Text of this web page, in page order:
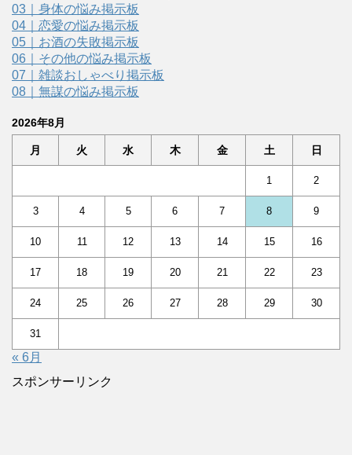
03｜身体の悩み掲示板
04｜恋愛の悩み掲示板
05｜お酒の失敗掲示板
06｜その他の悩み掲示板
07｜雑談おしゃべり掲示板
08｜無謀の悩み掲示板
2026年8月
月 火 水 木 金 土 日
1 2
3 4 5 6 7 8 9
10 11 12 13 14 15 16
17 18 19 20 21 22 23
24 25 26 27 28 29 30
31
« 6月
スポンサーリンク